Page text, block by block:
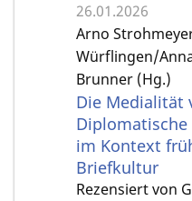
26.01.2026
Arno
Würflingen/
Brunner (Hg.)
Die Medialität
Diplomatische
im Kontext
Briefkultur
Rezensiert von